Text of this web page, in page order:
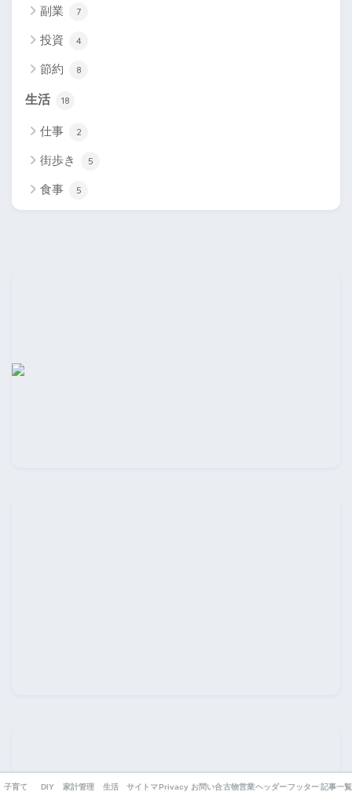
副業 7
投資 4
節約 8
生活 18
仕事 2
街歩き 5
食事 5
子育て DIY 家計管理 生活 サイトマップPrivacy Policyお問い合わせ古物営業法の表示
ヘッダー改造フッター改造記事一覧